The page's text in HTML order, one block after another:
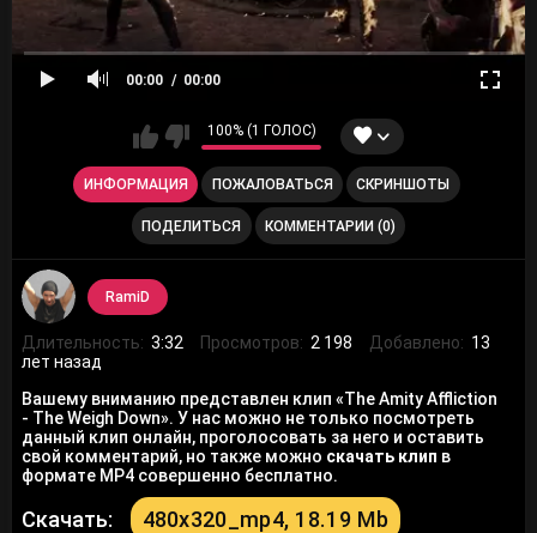
00:00 00:00
100% (1 ГОЛОС)
ИНФОРМАЦИЯ ПОЖАЛОВАТЬСЯ СКРИНШОТЫ
ПОДЕЛИТЬСЯ КОММЕНТАРИИ (0)
RamiD
Длительность: 3:32 Просмотров: 2 198 Добавлено: 13
лет назад
Вашему вниманию представлен клип «The Amity Affliction
- The Weigh Down». У нас можно не только посмотреть
данный клип онлайн, проголосовать за него и оставить
свой комментарий, но также можно скачать клип в
формате MP4 совершенно бесплатно.
Скачать: 480x320_mp4, 18.19 Mb